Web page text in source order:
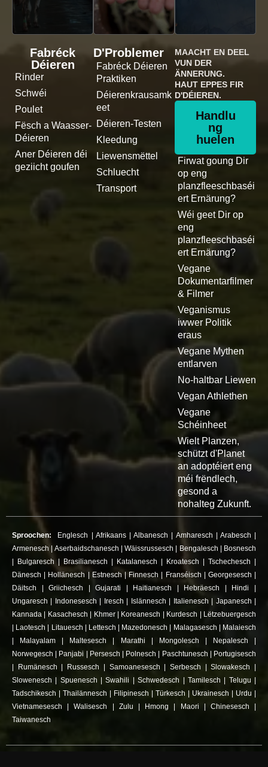
Fabréck
Déieren
Rinder
Schwéi
Poulet
Fësch a Waasser-
Déieren
Aner Déieren déi
geziicht goufen
D'Problemer
Fabréck Déieren
Praktiken
Déierenkrausamk
eet
Déieren-Testen
Kleedung
Liewensmëttel
Schluecht
Transport
MAACHT EN DEEL
VUN DER
ÄNNERUNG.
HAUT EPPES FIR
D'DÉIEREN.
Handlu
ng
huelen
Firwat goung Dir
op eng
planzfleeschbaséi
ert Ernärung?
Wéi geet Dir op
eng
planzfleeschbaséi
ert Ernärung?
Vegane
Dokumentarfilmer
& Filmer
Veganismus
iwwer Politik
eraus
Vegane Mythen
entlarven
No-haltbar Liewen
Vegan Athlethen
Vegane
Schéinheet
Wielt Planzen,
schützt d'Planet
an adoptéiert eng
méi frëndlech,
gesond a
nohalteg Zukunft.
Sproochen: Englesch Afrikaans|Albanesch Amharesch Arabesch
Armenesch
Aserbaidschanesch Wäissrussesch Bengalesch
Bosnesch
Bulgaresch Brasilianesch Katalanesch Kroatesch Tschechesch
Dänesch
Hollänesch Estnesch Finnesch Franséisch Georgesesch
Däitsch |Griichesch |Gujarati Haitianesch Hebräesch Hindi
Ungaresch
Indonesesch Iresch Islännesch Italienesch Japanesch
Kannada
Kasachesch Khmer| Koreanesch Kurdesch
Lëtzebuergesch
Laotesch Litauesch Lettesch Mazedonesch Malagasesch
Malaiesch
Malayalam Maltesesch Marathi Mongolesch Nepalesch
Norwegesch
Panjabi Persesch Polnesch Paschtunesch
Portugisesch
Rumänesch Russesch Samoanesesch Serbesch |Slowakesch
Slowenesch
Spuenesch |Swahili |Schwedesch Tamilesch Telugu
Tadschikesch
Thailännesch Filipinesch Türkesch Ukrainesch Urdu
Vietnamesesch |Walisesch Zulu Hmong Maori Chinesesch
Taiwanesch